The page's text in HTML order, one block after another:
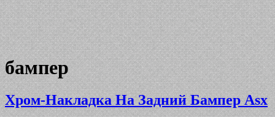
бампер
Хром-Накладка На Задний Бампер Asx